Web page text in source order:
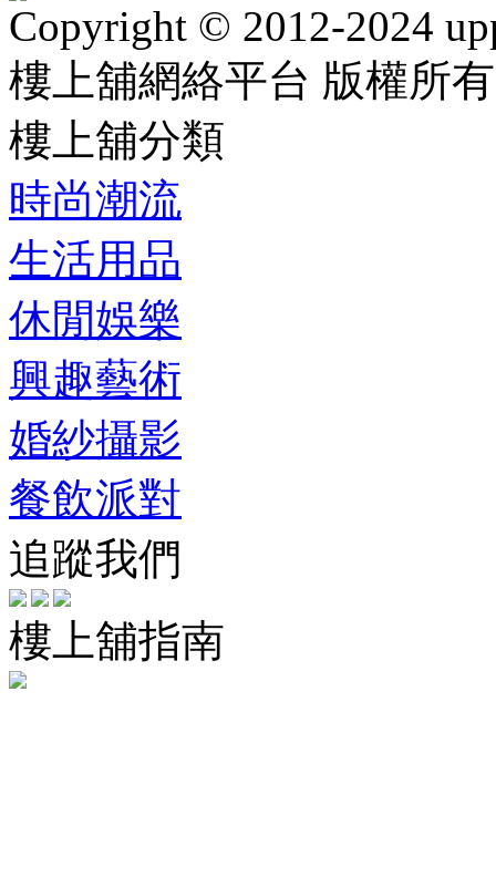
Copyright © 2012-2024
樓上舖網絡平台 版權所
樓上舖分類
時尚潮流
生活用品
休閒娛樂
興趣藝術
婚紗攝影
餐飲派對
追蹤我們
樓上舖指南